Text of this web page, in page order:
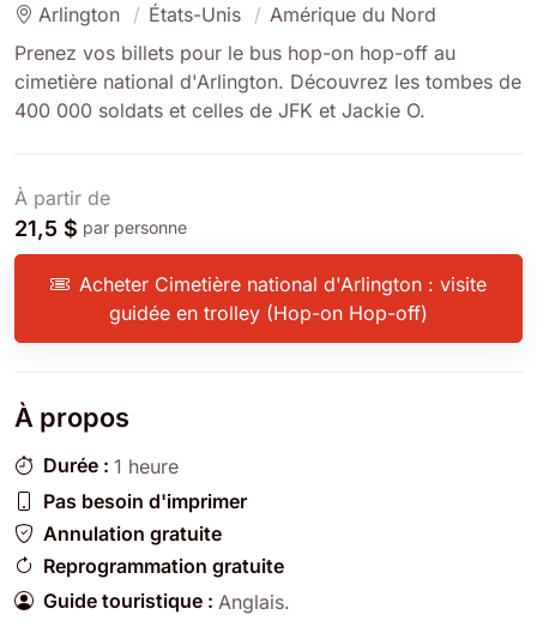
Arlington États-Unis
Amérique du Nord
Prenez vos billets pour le bus hop-on hop-off au
cimetière national d'Arlington. Découvrez les tombes de
400 000 soldats et celles de JFK et Jackie O.
À partir de
21,5 $ par personne
Acheter Cimetière national d'Arlington : visite
guidée en trolley (Hop-on Hop-off)
À propos
Durée : 1 heure
Pas besoin d'imprimer
Annulation gratuite
Reprogrammation gratuite
Guide touristique : Anglais.